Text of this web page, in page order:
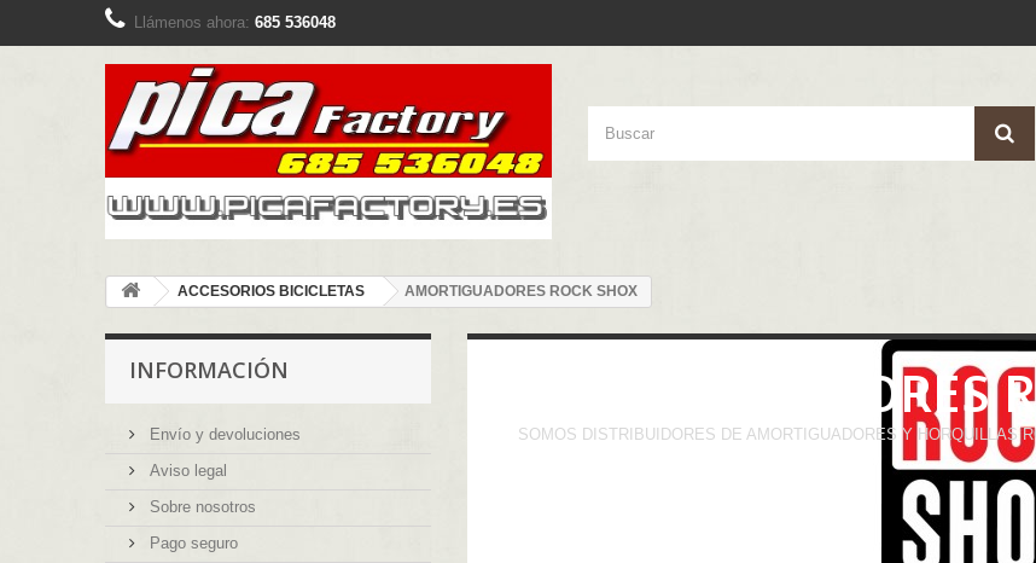
Llámenos ahora: 685 536048
ACCESORIOS BICICLETAS AMORTIGUADORES ROCK SHOX
INFORMACIÓN
Envío y devoluciones
Aviso legal
Sobre nosotros
Pago seguro
AMORTIGUADORES
SOMOS DISTRIBUIDORES DE AMORTIGUADORES Y HORQUILLAS